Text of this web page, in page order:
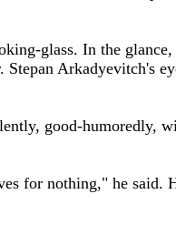
glass. In the
Arkadyevitch's
good-humoredly,
for nothing," he said.